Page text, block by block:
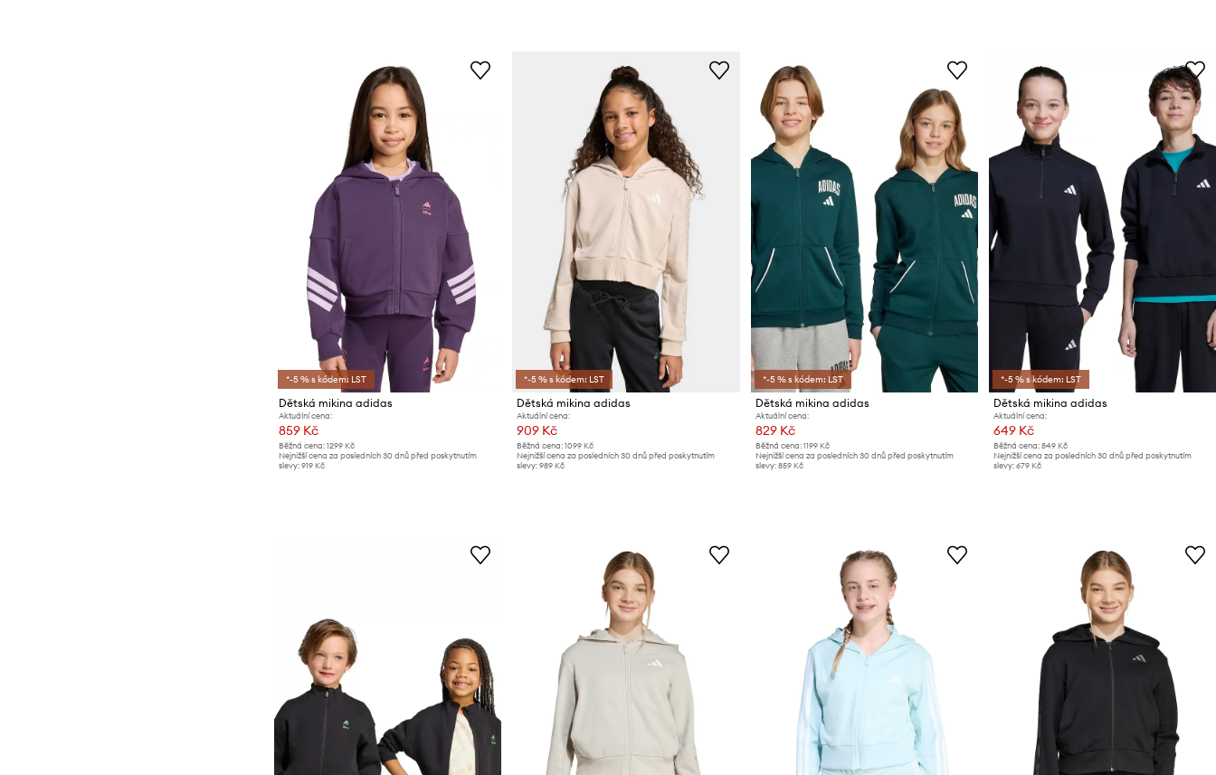
*-5 % s kódem: LST
Dětská mikina adidas
Aktuální cena:
859 Kč
Běžná cena: 1299 Kč
Nejnižší cena za posledních 30 dnů před poskytnutím
slevy: 919 Kč
*-5 % s kódem: LST
Dětská mikina adidas
Aktuální cena:
909 Kč
Běžná cena: 1099 Kč
Nejnižší cena za posledních 30 dnů před poskytnutím
slevy: 989 Kč
*-5 % s kódem: LST
Dětská mikina adidas
Aktuální cena:
829 Kč
Běžná cena: 1199 Kč
Nejnižší cena za posledních 30 dnů před poskytnutím
slevy: 859 Kč
*-5 % s kódem: LST
Dětská mikina adidas
Aktuální cena:
649 Kč
Běžná cena: 849 Kč
Nejnižší cena za posledních 30 dnů před poskytnutím
slevy: 679 Kč